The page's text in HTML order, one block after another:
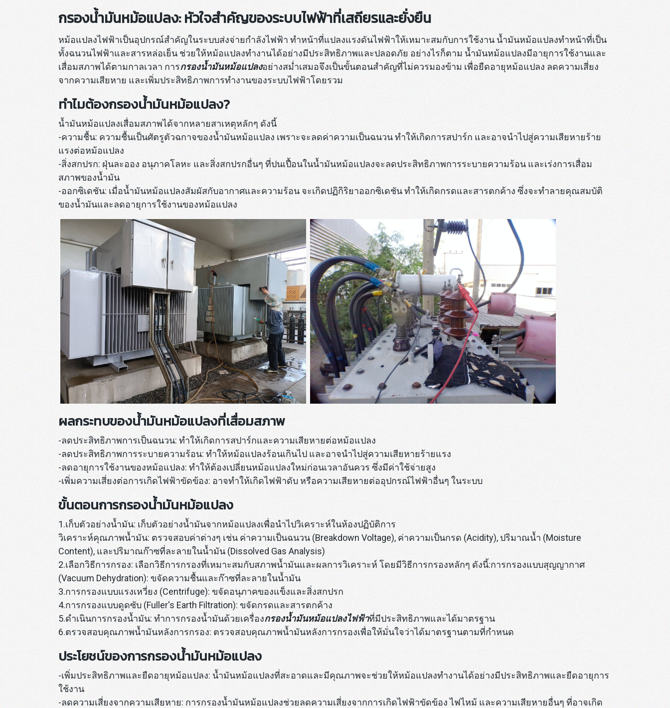
กรองน้ำมันหม้อแปลง: หัวใจสำคัญของระบบไฟฟ้าที่เสถียรและยั่งยืน
หม้อแปลงไฟฟ้าเป็นอุปกรณ์สำคัญในระบบส่งจ่ายกำลังไฟฟ้า ทำหน้าที่แปลงแรงดันไฟฟ้าให้เหมาะสมกับการใช้งาน น้ำมันหม้อแปลงทำหน้าที่เป็น
ทั้งฉนวนไฟฟ้าและสารหล่อเย็น ช่วยให้หม้อแปลงทำงานได้อย่างมีประสิทธิภาพและปลอดภัย อย่างไรก็ตาม น้ำมันหม้อแปลงมีอายุการใช้งานและ
เสื่อมสภาพได้ตามกาลเวลา การกรองน้ำมันหม้อแปลงอย่างสม่ำเสมอจึงเป็นขั้นตอนสำคัญที่ไม่ควรมองข้าม เพื่อยืดอายุหม้อแปลง ลดความเสี่ยง
จากความเสียหาย และเพิ่มประสิทธิภาพการทำงานของระบบไฟฟ้าโดยรวม
ทำไมต้องกรองน้ำมันหม้อแปลง?
น้ำมันหม้อแปลงเสื่อมสภาพได้จากหลายสาเหตุหลักๆ ดังนี้
-ความชื้น: ความชื้นเป็นศัตรูตัวฉกาจของน้ำมันหม้อแปลง เพราะจะลดค่าความเป็นฉนวน ทำให้เกิดการสปาร์ก และอาจนำไปสู่ความเสียหายร้าย
แรงต่อหม้อแปลง
-สิ่งสกปรก: ฝุ่นละออง อนุภาคโลหะ และสิ่งสกปรกอื่นๆ ที่ปนเปื้อนในน้ำมันหม้อแปลงจะลดประสิทธิภาพการระบายความร้อน และเร่งการเสื่อม
สภาพของน้ำมัน
-ออกซิเดชัน: เมื่อน้ำมันหม้อแปลงสัมผัสกับอากาศและความร้อน จะเกิดปฏิกิริยาออกซิเดชัน ทำให้เกิดกรดและสารตกค้าง ซึ่งจะทำลายคุณสมบัติ
ของน้ำมันและลดอายุการใช้งานของหม้อแปลง
ผลกระทบของน้ำมันหม้อแปลงที่เสื่อมสภาพ
-ลดประสิทธิภาพการเป็นฉนวน: ทำให้เกิดการสปาร์กและความเสียหายต่อหม้อแปลง
-ลดประสิทธิภาพการระบายความร้อน: ทำให้หม้อแปลงร้อนเกินไป และอาจนำไปสู่ความเสียหายร้ายแรง
-ลดอายุการใช้งานของหม้อแปลง: ทำให้ต้องเปลี่ยนหม้อแปลงใหม่ก่อนเวลาอันควร ซึ่งมีค่าใช้จ่ายสูง
-เพิ่มความเสี่ยงต่อการเกิดไฟฟ้าขัดข้อง: อาจทำให้เกิดไฟฟ้าดับ หรือความเสียหายต่ออุปกรณ์ไฟฟ้าอื่นๆ ในระบบ
ขั้นตอนการกรองน้ำมันหม้อแปลง
1.เก็บตัวอย่างน้ำมัน: เก็บตัวอย่างน้ำมันจากหม้อแปลงเพื่อนำไปวิเคราะห์ในห้องปฏิบัติการ
วิเคราะห์คุณภาพน้ำมัน: ตรวจสอบค่าต่างๆ เช่น ค่าความเป็นฉนวน (Breakdown Voltage), ค่าความเป็นกรด (Acidity), ปริมาณน้ำ (Moisture
Content), และปริมาณก๊าซที่ละลายในน้ำมัน (Dissolved Gas Analysis)
2.เลือกวิธีการกรอง: เลือกวิธีการกรองที่เหมาะสมกับสภาพน้ำมันและผลการวิเคราะห์ โดยมีวิธีการกรองหลักๆ ดังนี้:การกรองแบบสุญญากาศ
(Vacuum Dehydration): ขจัดความชื้นและก๊าซที่ละลายในน้ำมัน
3.การกรองแบบแรงเหวี่ยง (Centrifuge): ขจัดอนุภาคของแข็งและสิ่งสกปรก
4.การกรองแบบดูดซับ (Fuller's Earth Filtration): ขจัดกรดและสารตกค้าง
5.ดำเนินการกรองน้ำมัน: ทำการกรองน้ำมันด้วยเครื่องกรองน้ำมันหม้อแปลงไฟฟ้าที่มีประสิทธิภาพและได้มาตรฐาน
6.ตรวจสอบคุณภาพน้ำมันหลังการกรอง: ตรวจสอบคุณภาพน้ำมันหลังการกรองเพื่อให้มั่นใจว่าได้มาตรฐานตามที่กำหนด
ประโยชน์ของการกรองน้ำมันหม้อแปลง
-เพิ่มประสิทธิภาพและยืดอายุหม้อแปลง: น้ำมันหม้อแปลงที่สะอาดและมีคุณภาพจะช่วยให้หม้อแปลงทำงานได้อย่างมีประสิทธิภาพและยืดอายุการ
ใช้งาน
-ลดความเสี่ยงจากความเสียหาย: การกรองน้ำมันหม้อแปลงช่วยลดความเสี่ยงจากการเกิดไฟฟ้าขัดข้อง ไฟไหม้ และความเสียหายอื่นๆ ที่อาจเกิด